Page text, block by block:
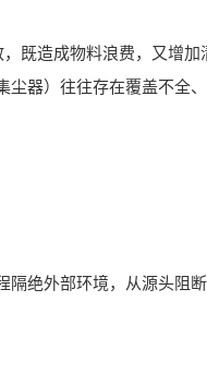
既造成物料浪费，又增
器）往往存在覆盖不全
外部环境，从源头阻断